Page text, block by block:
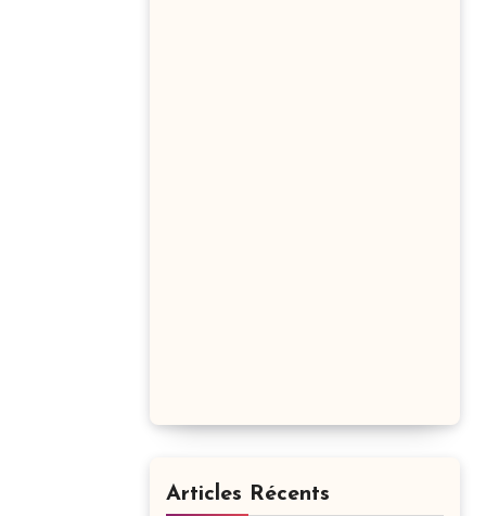
Articles Récents